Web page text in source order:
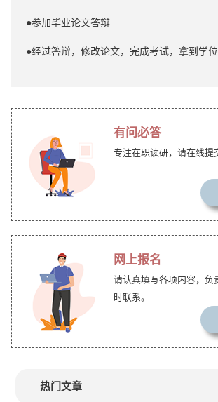
●参加毕业论文答辩
●经过答辩，修改论文，完成考试，拿到学位
有问必答
专注在职读研，请在线提
网上报名
请认真填写各项内容，负
时联系。
热门文章